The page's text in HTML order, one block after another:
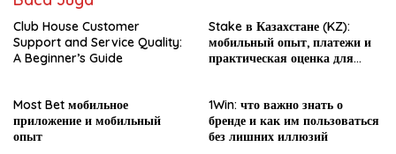
Club House Customer
Support and Service Quality:
A Beginner’s Guide
Stake в Казахстане (KZ):
мобильный опыт, платежи и
практическая оценка для
Most Bet мобильное
приложение и мобильный
опыт
1Win: что важно знать о
бренде и как им пользоваться
без лишних иллюзий